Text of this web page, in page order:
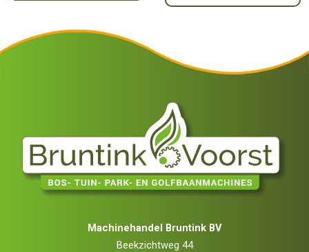
Machinehandel Bruntink BV
Beekzichtweg 44